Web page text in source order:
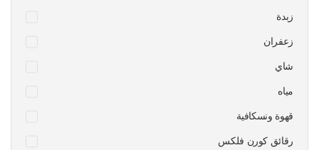
زبدة
زعفران
شاي
مياه
قهوة ونسكافية
رقائق كورن فلكس